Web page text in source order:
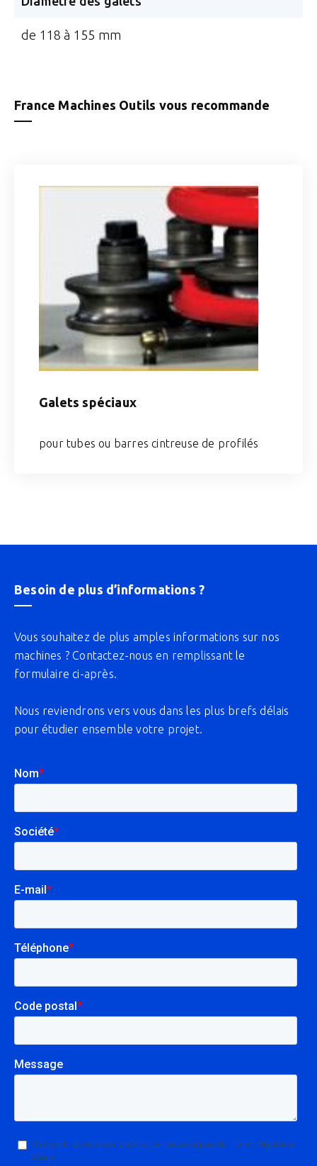
de 118 à 155 mm
France Machines Outils vous recommande
Galets spéciaux
pour tubes ou barres cintreuse de profilés
Besoin de plus d’informations ?
Vous souhaitez de plus amples informations sur nos
machines ? Contactez-nous en remplissant le
formulaire ci-après.
Nous reviendrons vers vous dans les plus brefs délais
pour étudier ensemble votre projet.